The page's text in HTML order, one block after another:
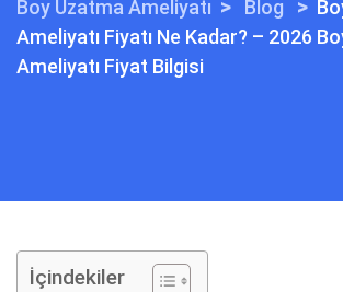
Boy Uzatma Ameliyatı > Blog >
Ameliyatı Fiyatı Ne Kadar? – 2026
Ameliyatı Fiyat Bilgisi
İçindekiler